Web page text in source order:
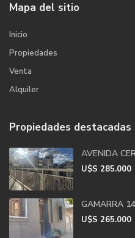
Mapa del sitio
Inicio
Propiedades
Venta
Alquiler
Propiedades destacadas
AVENIDA
U$S 285.000
GAMARRA
U$S 265.000